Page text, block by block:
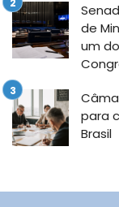
de
um
para
Brasil